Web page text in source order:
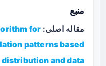
منبع
مقاله اصلی: for
patterns based
and data